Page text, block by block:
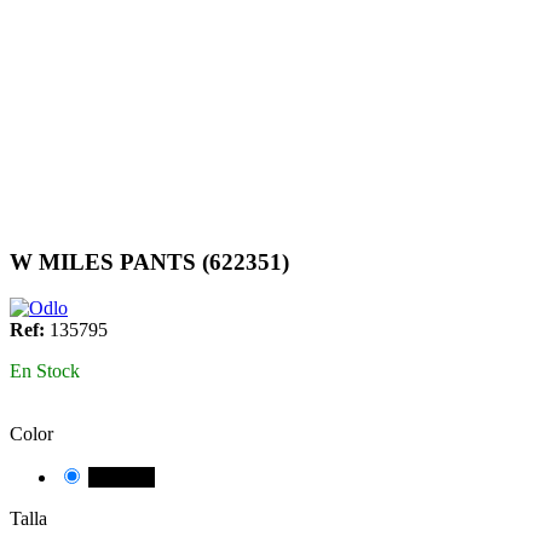
W MILES PANTS (622351)
Ref: 135795
En Stock
Color
Talla